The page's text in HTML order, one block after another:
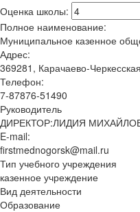
Оценка школы:
Полное наименование:
Муниципальное казенное
Адрес:
369281, Карачаево-
Телефон:
7-87876-51490
Руководитель
ДИРЕКТОР:ЛИДИЯ
E-mail:
firstmednogorsk@mail.ru
Тип учебного учреждения
казенное учреждение
Вид деятельности
Образование